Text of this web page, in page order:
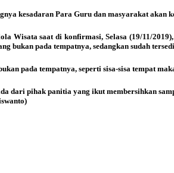
kesadaran Para Guru dan masyarakat akan
Wisata saat di konfirmasi, Selasa (19/11/
bukan pada tempatnya, sedangkan sudah
pada tempatnya, seperti sisa-sisa tempat
dari pihak panitia yang ikut membersihkan
)